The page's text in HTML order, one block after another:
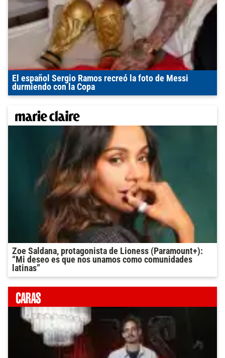
El español Sergio Ramos recreó la foto de Messi
durmiendo con la Copa
Zoe Saldana, protagonista de Lioness (Paramount+):
“Mi deseo es que nos unamos como comunidades
latinas”